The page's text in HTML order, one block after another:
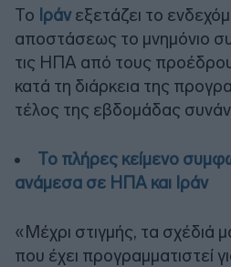
Το Ιράνεξετάζει το
αποστάσεως το μνημόνιο
τις ΗΠΑ από τους
κατά τη διάρκεια της
τέλος της εβδομάδας
Το πλήρες κείμενο
ανάμεσα σε ΗΠΑ και Ιράν
«Μέχρι στιγμής, τα σχέδιά
που έχει προγραμματιστεί